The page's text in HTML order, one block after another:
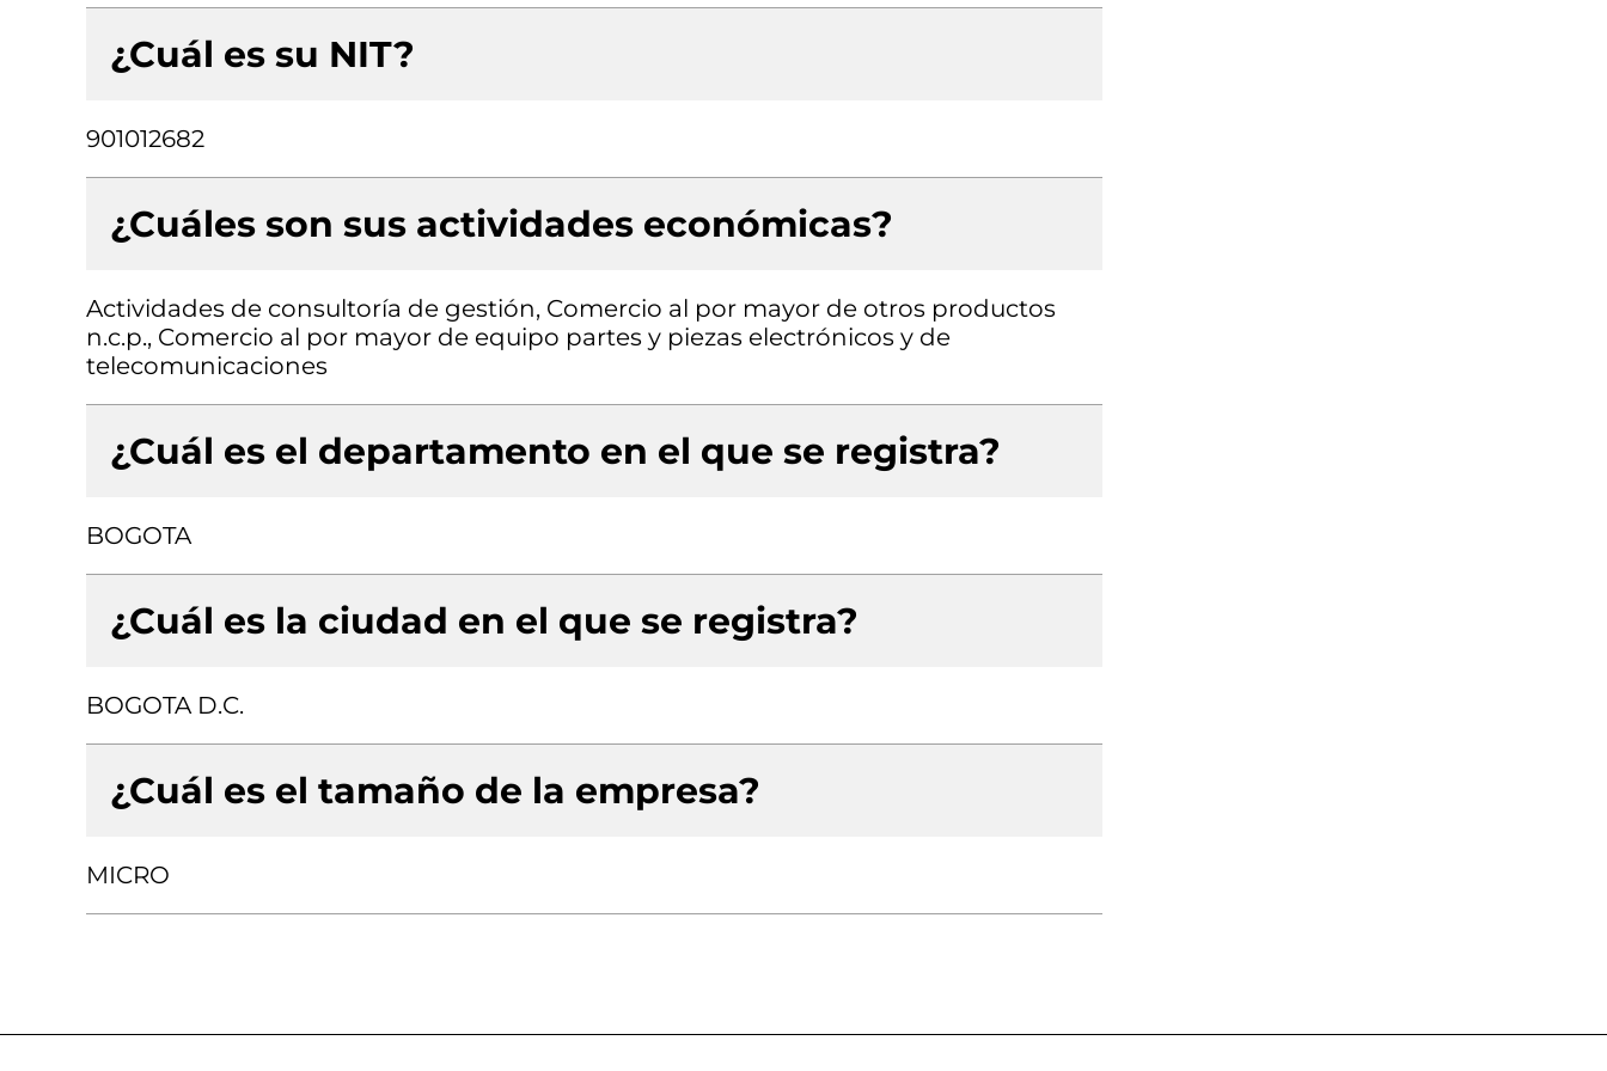
¿Cuál es su NIT?
901012682
¿Cuáles son sus actividades económicas?
Actividades de consultoría de gestión, Comercio al por mayor de otros productos
n.c.p., Comercio al por mayor de equipo partes y piezas electrónicos y de
telecomunicaciones
¿Cuál es el departamento en el que se registra?
BOGOTA
¿Cuál es la ciudad en el que se registra?
BOGOTA D.C.
¿Cuál es el tamaño de la empresa?
MICRO